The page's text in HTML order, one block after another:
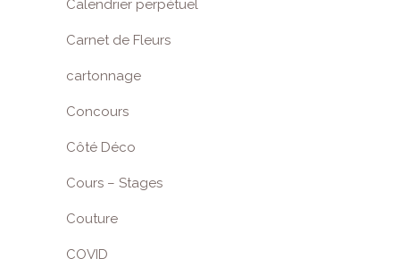
Calendrier perpétuel
Carnet de Fleurs
cartonnage
Concours
Côté Déco
Cours – Stages
Couture
COVID